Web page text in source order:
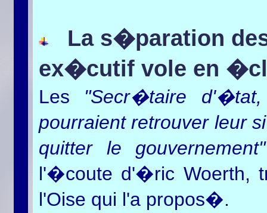
La s�paration
ex�cutif vole en
Les "Secr�taire
pourraient retrouver leur
quitter le gouvernement"
l'�coute d'�ric Woerth,
l'Oise qui l'a propos�.